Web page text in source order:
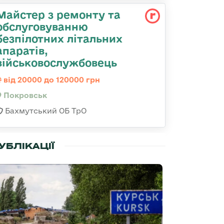
з ремонту та
літальних
від 20000 до 120000 грн
Покровськ
Бахмутський ОБ ТрО